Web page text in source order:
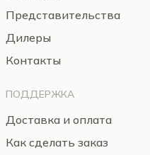
Представительства
Дилеры
Контакты
ПОДДЕРЖКА
Доставка и оплата
Как сделать заказ